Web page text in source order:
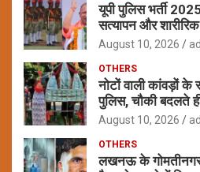
यूपी पुलिस भर्ती
सत्यापन और शारीरिक
August 10, 2026
OTHERS
नोटों वाली कांवड़ों
पुलिस, चौकी बदलते
August 10, 2026
OTHERS
लखनऊ के गोमतीनगर